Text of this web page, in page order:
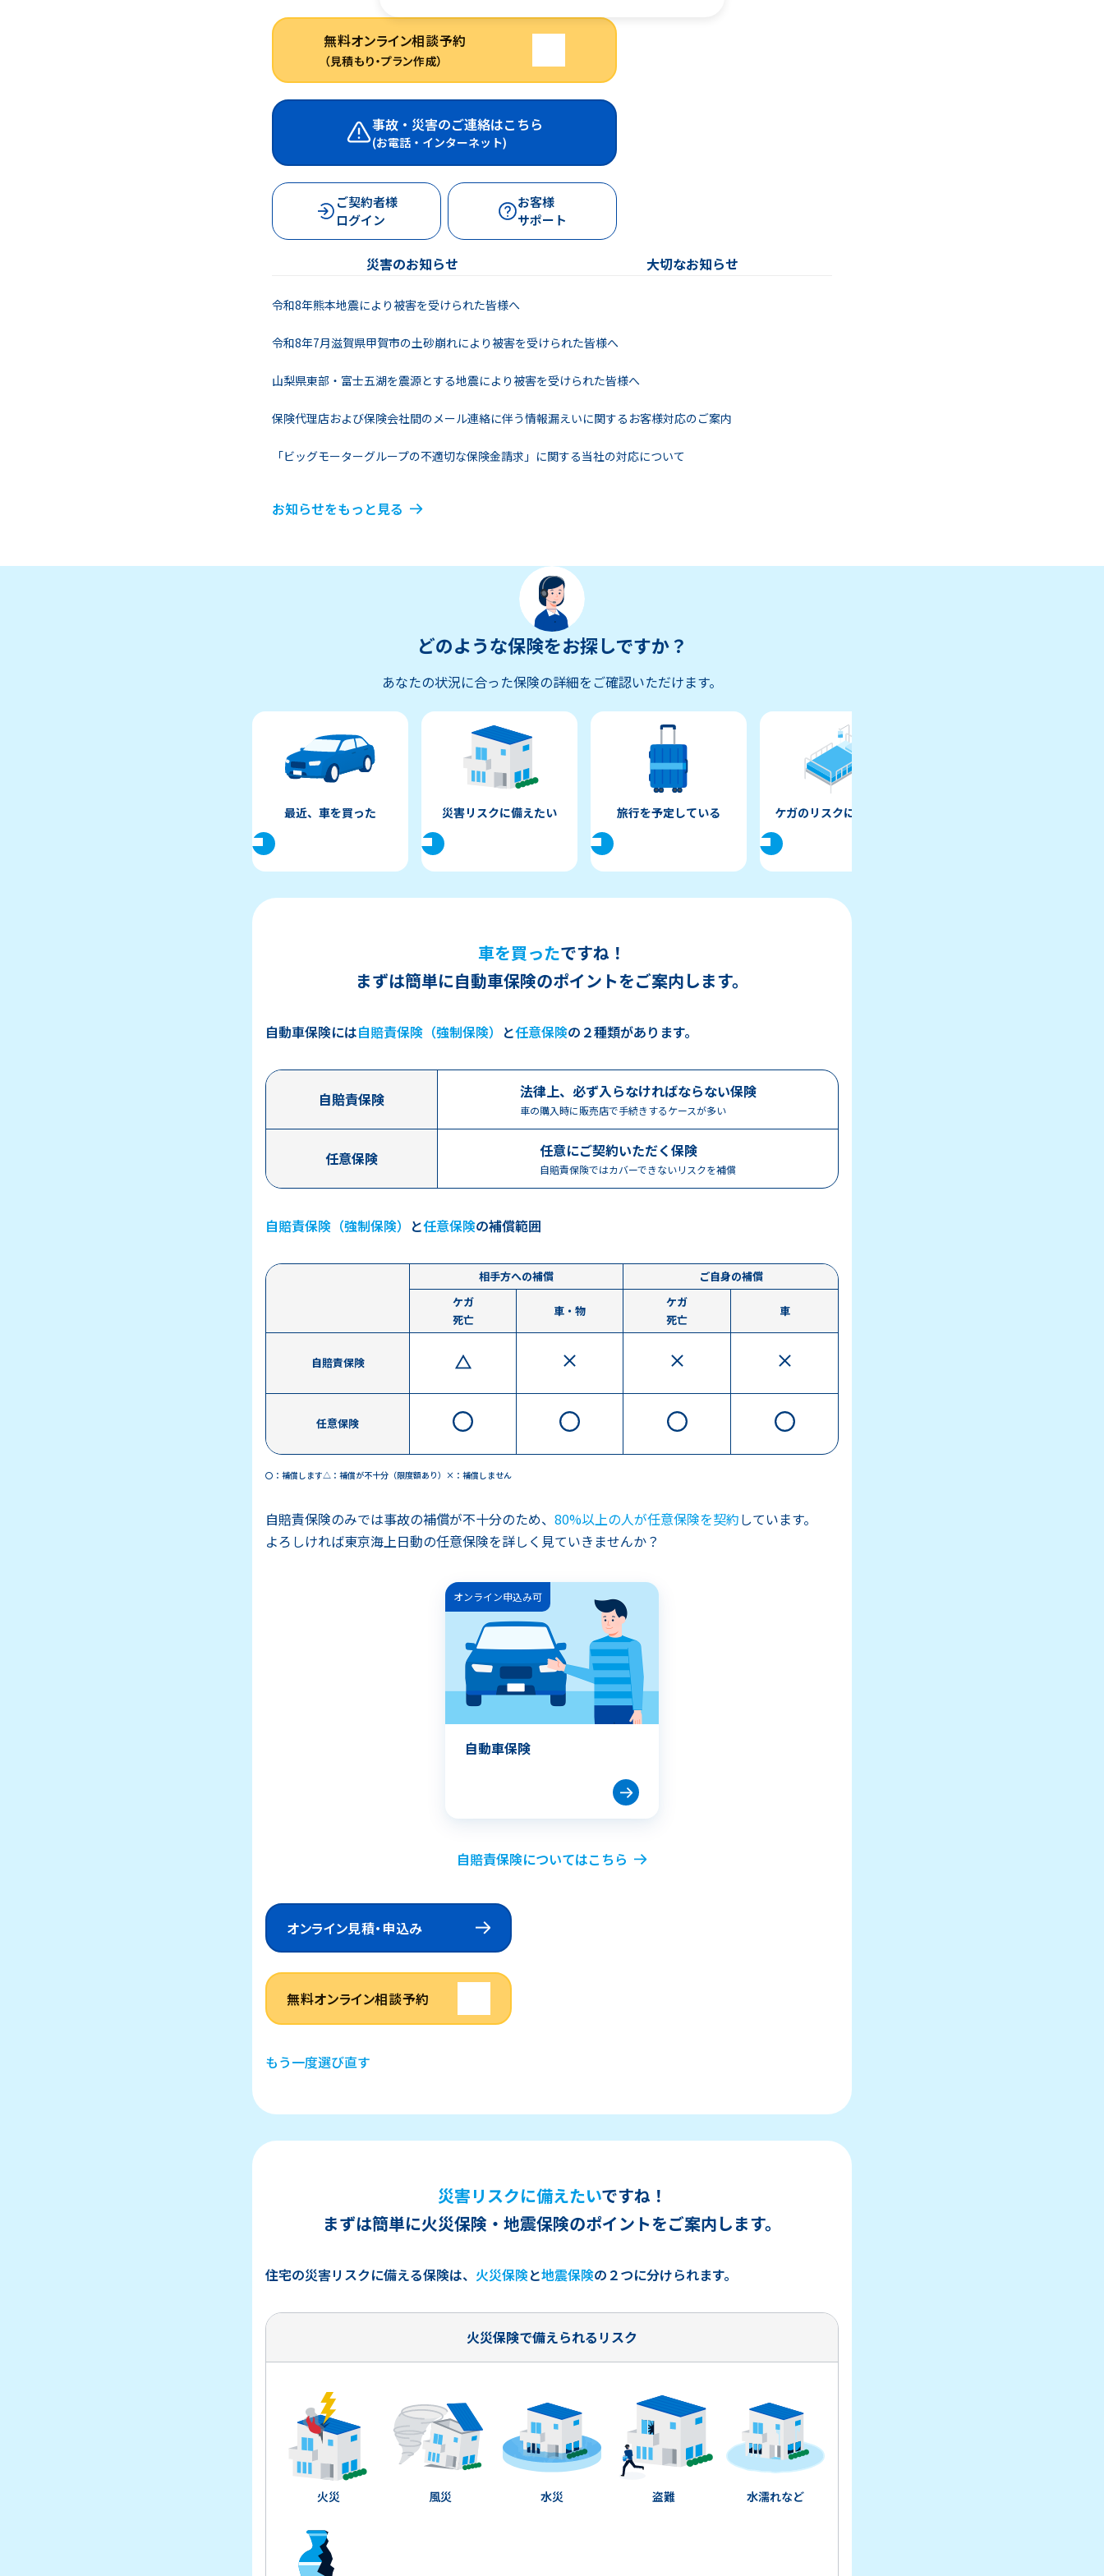
無料オンライン相談予約
（見積もり・プラン作成）
事故・災害のご連絡はこちら
(お電話・インターネット)
ご契約者様
ログイン
お客様
サポート
災害のお知らせ 大切なお知らせ
令和8年熊本地震により被害を受けられた皆様へ
令和8年7月滋賀県甲賀市の土砂崩れにより被害を受けられた皆様へ
山梨県東部・富士五湖を震源とする地震により被害を受けられた皆様へ
保険代理店および保険会社間のメール連絡に伴う情報漏えいに関するお客様対応のご案内
「ビッグモーターグループの不適切な保険金請求」に関する当社の対応について
お知らせをもっと見る
どのような保険をお探しですか？
あなたの状況に合った保険の詳細をご確認いただけます。
最近、車を買った 災害リスクに備えたい 旅行を予定している ケガのリスクに備えたい
車を買ったですね！
まずは簡単に自動車保険のポイントをご案内します。
自動車保険には自賠責保険（強制保険） と任意保険の２種類があります。
自賠責保険 法律上、必ず入らなければならない保険
車の購入時に販売店で手続きするケースが多い
任意保険 任意にご契約いただく保険
自賠責保険ではカバーできないリスクを補償
自賠責保険（強制保険） と任意保険の補償範囲
相手方への補償
ご自身の補償
ケガ
死亡
車・物
ケガ
死亡
車
自賠責保険
任意保険
〇 補償します△ 補償が不十分（限度額あり） × 補償しません
自賠責保険のみでは事故の補償が不十分のため、 80%以上の人が任意保険を契約しています。
よろしければ東京海上日動の任意保険を詳しく見ていきませんか？
自動車保険
オンライン申込み可
自賠責保険についてはこちら
オンライン見積・申込み
無料オンライン相談予約
もう一度選び直す
災害リスクに備えたいですね！
まずは簡単に火災保険・地震保険のポイントをご案内します。
住宅の災害リスクに備える保険は、 火災保険と地震保険の２つに分けられます。
火災保険で備えられるリスク
火災 風災 水災 盗難 水濡れなど